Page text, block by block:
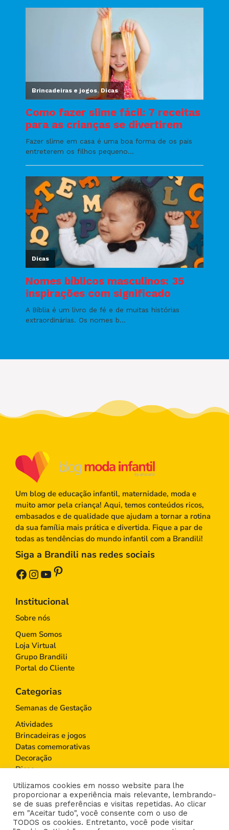
Um blog de educação infantil, maternidade, moda e
muito amor pela criança! Aqui, temos conteúdos ricos,
embasados e de qualidade que ajudam a tornar a rotina
da sua família mais prática e divertida. Fique a par de
todas as tendências do mundo infantil com a Brandili!
Siga a Brandili nas redes sociais
Facebook
Instagram
Youtube
Pinterest
Institucional
Sobre nós
Quem Somos
Loja Virtual
Grupo Brandili
Portal do Cliente
Categorias
Semanas de Gestação
Atividades
Brincadeiras e jogos
Datas comemorativas
Decoração
Dicas
Educação Infantil
Gravidez
Maternidade
Moda infantil
Paternidade
Utilizamos cookies em nosso website para lhe
proporcionar a experiência mais relevante, lembrando-
se de suas preferências e visitas repetidas. Ao clicar
em "Aceitar tudo", você consente com o uso de
TODOS os cookies. Entretanto, você pode visitar